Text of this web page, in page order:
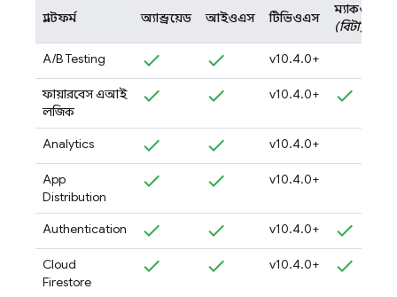
প্ল্যাটফর্ম অ্যান্ড্রয়েড আইওএস টিভিওএস
ম্যাকওএস
(বিটা)
A/B Testing
v10.4.0+
ফায়ারবেস এআই
লজিক
v10.4.0+
Analytics v10.4.0+
App
Distribution
v10.4.0+
Authentication v10.4.0+
Cloud
Firestore
v10.4.0+